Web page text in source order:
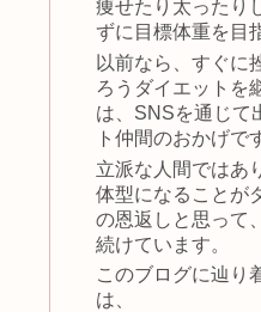
痩せたり太ったり
ずに目標体重を目
以前なら、すぐに
ろうダイエットを
は、SNSを通じて
ト仲間のおかげで
立派な人間ではあ
体型になることが
の恩返しと思って
続けています。
このブログに辿り
は、